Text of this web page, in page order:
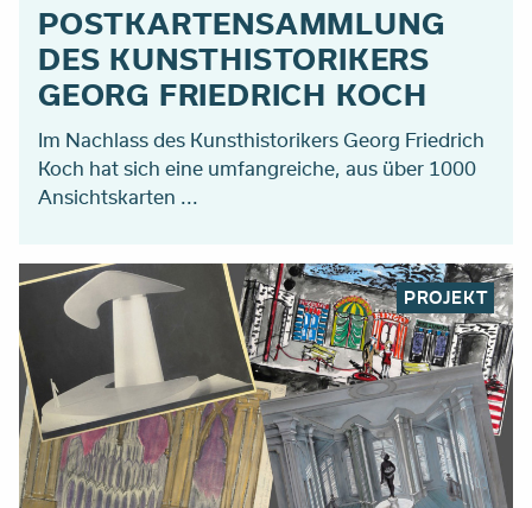
POSTKARTENSAMMLUNG
DES KUNSTHISTORIKERS
GEORG FRIEDRICH KOCH
Im Nachlass des Kunsthistorikers Georg Friedrich
Koch hat sich eine umfangreiche, aus über 1000
Ansichtskarten ...
PROJEKT